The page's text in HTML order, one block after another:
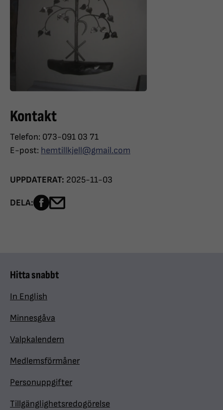
Kontakt
Telefon: 073-091 03 71
E-post: hemtillkjell@gmail.com
UPPDATERAT: 2025-11-03
DELA: Dela sidan på Facebook
Hitta snabbt
In English
Minnesgåva
Valpkalendern
Medlemsförmåner
Personuppgifter
Tillgänglighetsredogörelse